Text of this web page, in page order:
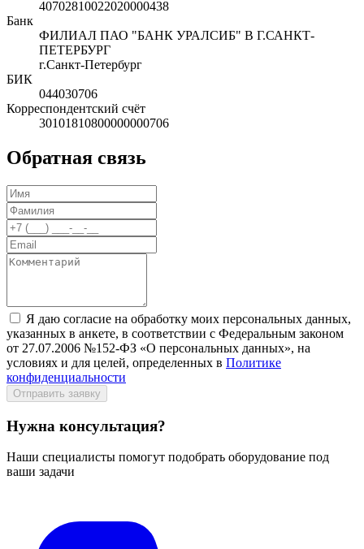
40702810022020000438
Банк
ФИЛИАЛ ПАО "БАНК УРАЛСИБ" В Г.САНКТ-
ПЕТЕРБУРГ
г.Санкт-Петербург
БИК
044030706
Корреспондентский счёт
30101810800000000706
Обратная связь
Я даю согласие на обработку моих персональных данных,
указанных в анкете, в соответствии с Федеральным законом
от 27.07.2006 №152-ФЗ «О персональных данных», на
условиях и для целей, определенных в Политике
конфиденциальности
Отправить заявку
Нужна консультация?
Наши специалисты помогут подобрать оборудование под
ваши задачи